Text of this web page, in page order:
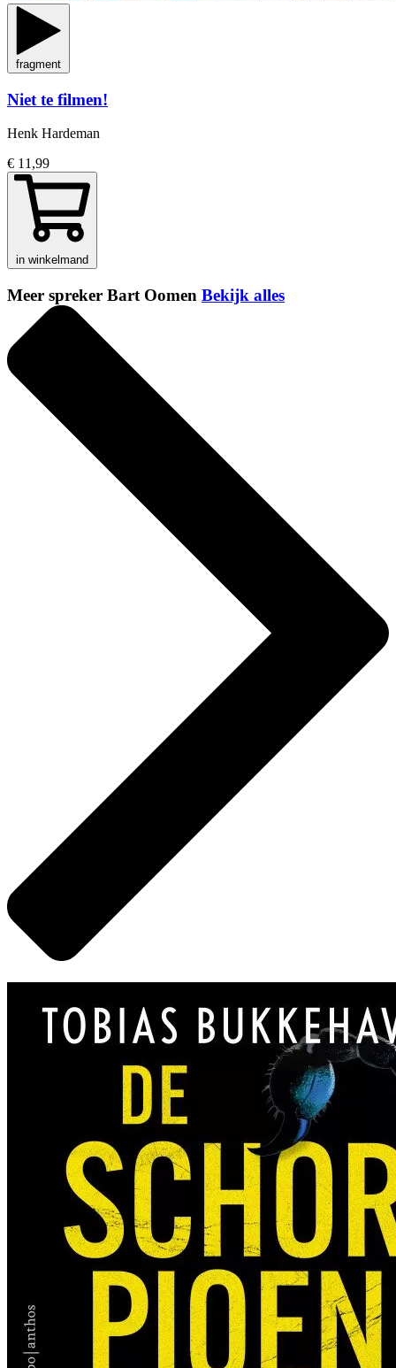
fragment
Niet te filmen!
Henk Hardeman
€ 11,99
in winkelmand
Meer spreker Bart Oomen Bekijk alles